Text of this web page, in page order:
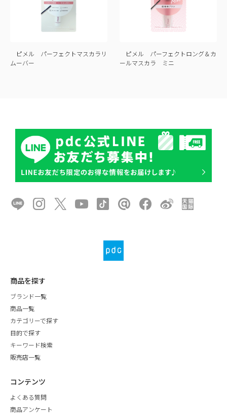
ピメル パーフェクトマスカラリ
ムーバー
ピメル パーフェクトロング＆カ
ールマスカラ ミニ
商品を探す
ブランド一覧
商品一覧
カテゴリーで探す
目的で探す
キーワード検索
販売店一覧
コンテンツ
よくある質問
商品アンケート